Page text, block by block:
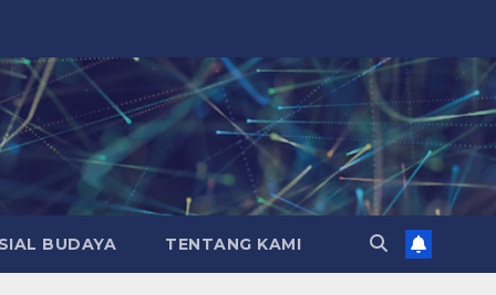
BUDAYA TENTANG KAMI